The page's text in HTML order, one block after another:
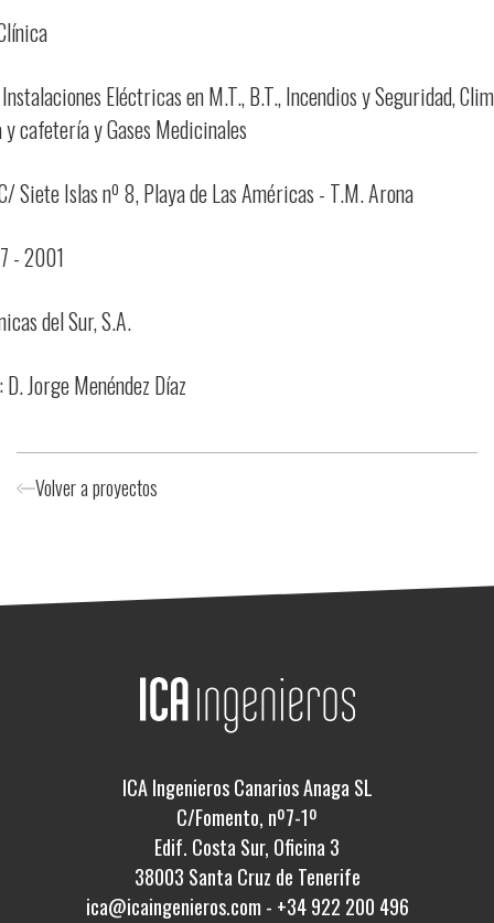
Eléctricas en M.T., B.T., Incendios y Seguridad,
y cafetería y Gases Medicinales
Siete Islas nº 8, Playa de Las Américas - T.M. Arona
- 2001
del Sur, S.A.
Jorge Menéndez Díaz
Volver a proyectos
ICA Ingenieros Canarios Anaga SL
C/Fomento, nº7-1º
Edif. Costa Sur, Oficina 3
38003 Santa Cruz de Tenerife
ica@icaingenieros.com - +34 922 200 496